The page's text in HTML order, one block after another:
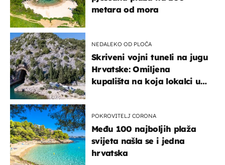
metara od mora
NEDALEKO OD PLOČA
Skriveni vojni tuneli na jugu
Hrvatske: Omiljena
kupališta na koja lokalci u
POKROVITELJ CORONA
Među 100 najboljih plaža
svijeta našla se i jedna
hrvatska